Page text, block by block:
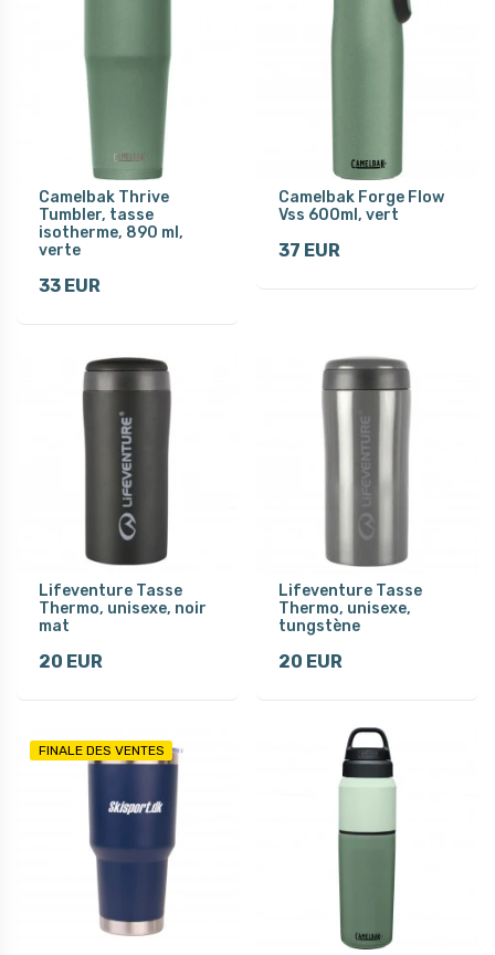
Camelbak Thrive
Tumbler, tasse
isotherme, 890 ml,
verte
33 EUR
Camelbak Forge Flow
Vss 600ml, vert
37 EUR
Lifeventure Tasse
Thermo, unisexe, noir
mat
20 EUR
Lifeventure Tasse
Thermo, unisexe,
tungstène
20 EUR
FINALE DES VENTES